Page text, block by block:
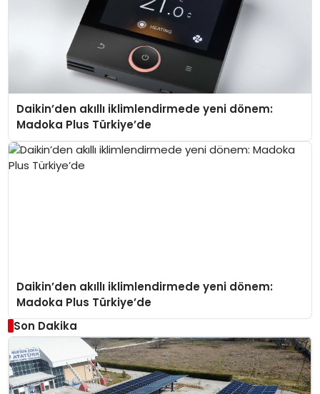
Daikin’den akıllı iklimlendirmede yeni dönem:
Madoka Plus Türkiye’de
Daikin’den akıllı iklimlendirmede yeni dönem:
Madoka Plus Türkiye’de
Son Dakika